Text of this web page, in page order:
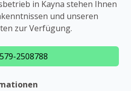
in Kayna stehen Ihnen
und unseren
zur Verfügung.
2508788